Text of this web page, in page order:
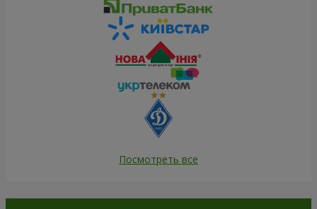
Посмотреть все